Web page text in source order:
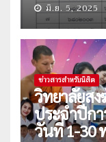
มิ.ย. 5, 2025
ข่าวสารสำหรับนิสิต
วิทยาลัยส
ประจำปีก
วันที่ 1-30